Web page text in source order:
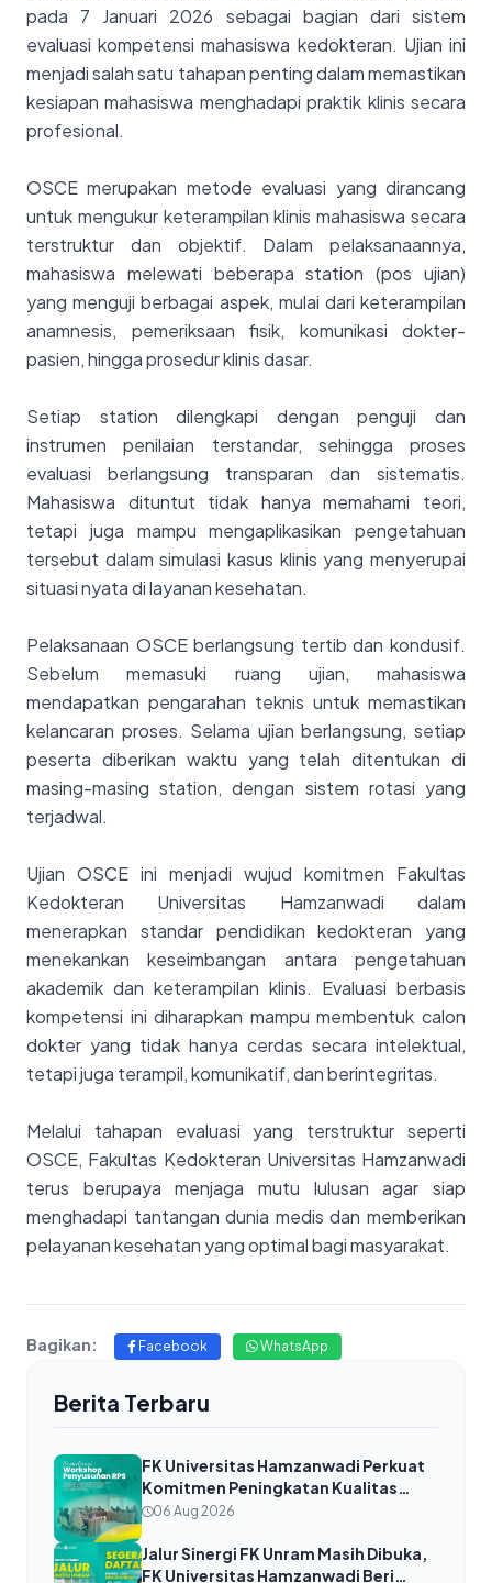
pada 7 Januari 2026 sebagai bagian dari sistem
evaluasi kompetensi mahasiswa kedokteran. Ujian ini
menjadi salah satu tahapan penting dalam memastikan
kesiapan mahasiswa menghadapi praktik klinis secara
profesional.
OSCE merupakan metode evaluasi yang dirancang
untuk mengukur keterampilan klinis mahasiswa secara
terstruktur dan objektif. Dalam pelaksanaannya,
mahasiswa melewati beberapa station (pos ujian)
yang menguji berbagai aspek, mulai dari keterampilan
anamnesis, pemeriksaan fisik, komunikasi dokter-
pasien, hingga prosedur klinis dasar.
Setiap station dilengkapi dengan penguji dan
instrumen penilaian terstandar, sehingga proses
evaluasi berlangsung transparan dan sistematis.
Mahasiswa dituntut tidak hanya memahami teori,
tetapi juga mampu mengaplikasikan pengetahuan
tersebut dalam simulasi kasus klinis yang menyerupai
situasi nyata di layanan kesehatan.
Pelaksanaan OSCE berlangsung tertib dan kondusif.
Sebelum memasuki ruang ujian, mahasiswa
mendapatkan pengarahan teknis untuk memastikan
kelancaran proses. Selama ujian berlangsung, setiap
peserta diberikan waktu yang telah ditentukan di
masing-masing station, dengan sistem rotasi yang
terjadwal.
Ujian OSCE ini menjadi wujud komitmen Fakultas
Kedokteran Universitas Hamzanwadi dalam
menerapkan standar pendidikan kedokteran yang
menekankan keseimbangan antara pengetahuan
akademik dan keterampilan klinis. Evaluasi berbasis
kompetensi ini diharapkan mampu membentuk calon
dokter yang tidak hanya cerdas secara intelektual,
tetapi juga terampil, komunikatif, dan berintegritas.
Melalui tahapan evaluasi yang terstruktur seperti
OSCE, Fakultas Kedokteran Universitas Hamzanwadi
terus berupaya menjaga mutu lulusan agar siap
menghadapi tantangan dunia medis dan memberikan
pelayanan kesehatan yang optimal bagi masyarakat.
Bagikan: Facebook WhatsApp
Berita Terbaru
FK Universitas Hamzanwadi Perkuat
Komitmen Peningkatan Kualitas
Akademik melalui Workshop
Ajaran 2026/2027
06 Aug 2026
Jalur Sinergi FK Unram Masih Dibuka,
FK Universitas Hamzanwadi Beri